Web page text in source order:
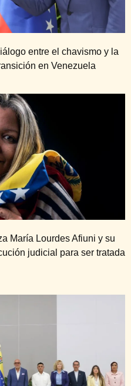
entre el chavismo y la
en Venezuela
María Lourdes Afiuni y su
judicial para ser tratada